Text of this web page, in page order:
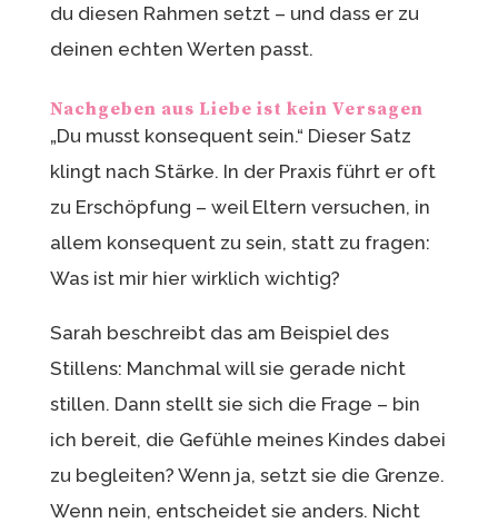
du diesen Rahmen setzt – und dass er zu
deinen echten Werten passt.
Nachgeben aus Liebe ist kein Versagen
„Du musst konsequent sein.“ Dieser Satz
klingt nach Stärke. In der Praxis führt er oft
zu Erschöpfung – weil Eltern versuchen, in
allem konsequent zu sein, statt zu fragen:
Was ist mir hier wirklich wichtig?
Sarah beschreibt das am Beispiel des
Stillens: Manchmal will sie gerade nicht
stillen. Dann stellt sie sich die Frage – bin
ich bereit, die Gefühle meines Kindes dabei
zu begleiten? Wenn ja, setzt sie die Grenze.
Wenn nein, entscheidet sie anders. Nicht